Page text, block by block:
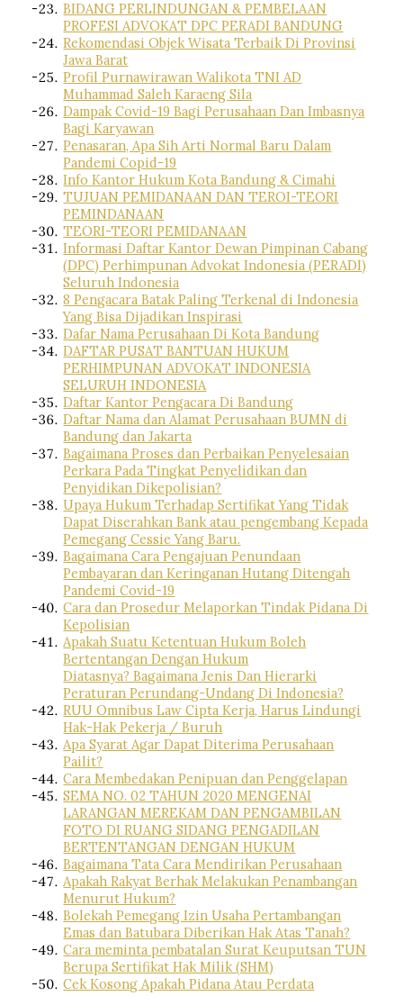
BIDANG PERLINDUNGAN & PEMBELAAN
PROFESI ADVOKAT DPC PERADI BANDUNG
Rekomendasi Objek Wisata Terbaik Di Provinsi
Jawa Barat
Profil Purnawirawan Walikota TNI AD
Muhammad Saleh Karaeng Sila
Dampak Covid-19 Bagi Perusahaan Dan Imbasnya
Bagi Karyawan
Penasaran, Apa Sih Arti Normal Baru Dalam
Pandemi Copid-19
Info Kantor Hukum Kota Bandung & Cimahi
TUJUAN PEMIDANAAN DAN TEROI-TEORI
PEMINDANAAN
TEORI-TEORI PEMIDANAAN
Informasi Daftar Kantor Dewan Pimpinan Cabang
(DPC) Perhimpunan Advokat Indonesia (PERADI)
Seluruh Indonesia
8 Pengacara Batak Paling Terkenal di Indonesia
Yang Bisa Dijadikan Inspirasi
Dafar Nama Perusahaan Di Kota Bandung
DAFTAR PUSAT BANTUAN HUKUM
PERHIMPUNAN ADVOKAT INDONESIA
SELURUH INDONESIA
Daftar Kantor Pengacara Di Bandung
Daftar Nama dan Alamat Perusahaan BUMN di
Bandung dan Jakarta
Bagaimana Proses dan Perbaikan Penyelesaian
Perkara Pada Tingkat Penyelidikan dan
Penyidikan Dikepolisian?
Upaya Hukum Terhadap Sertifikat Yang Tidak
Dapat Diserahkan Bank atau pengembang Kepada
Pemegang Cessie Yang Baru.
Bagaimana Cara Pengajuan Penundaan
Pembayaran dan Keringanan Hutang Ditengah
Pandemi Covid-19
Cara dan Prosedur Melaporkan Tindak Pidana Di
Kepolisian
Apakah Suatu Ketentuan Hukum Boleh
Bertentangan Dengan Hukum
Diatasnya? Bagaimana Jenis Dan Hierarki
Peraturan Perundang-Undang Di Indonesia?
RUU Omnibus Law Cipta Kerja, Harus Lindungi
Hak-Hak Pekerja / Buruh
Apa Syarat Agar Dapat Diterima Perusahaan
Pailit?
Cara Membedakan Penipuan dan Penggelapan
SEMA NO. 02 TAHUN 2020 MENGENAI
LARANGAN MEREKAM DAN PENGAMBILAN
FOTO DI RUANG SIDANG PENGADILAN
BERTENTANGAN DENGAN HUKUM
Bagaimana Tata Cara Mendirikan Perusahaan
Apakah Rakyat Berhak Melakukan Penambangan
Menurut Hukum?
Bolekah Pemegang Izin Usaha Pertambangan
Emas dan Batubara Diberikan Hak Atas Tanah?
Cara meminta pembatalan Surat Keuputsan TUN
Berupa Sertifikat Hak Milik (SHM)
Cek Kosong Apakah Pidana Atau Perdata